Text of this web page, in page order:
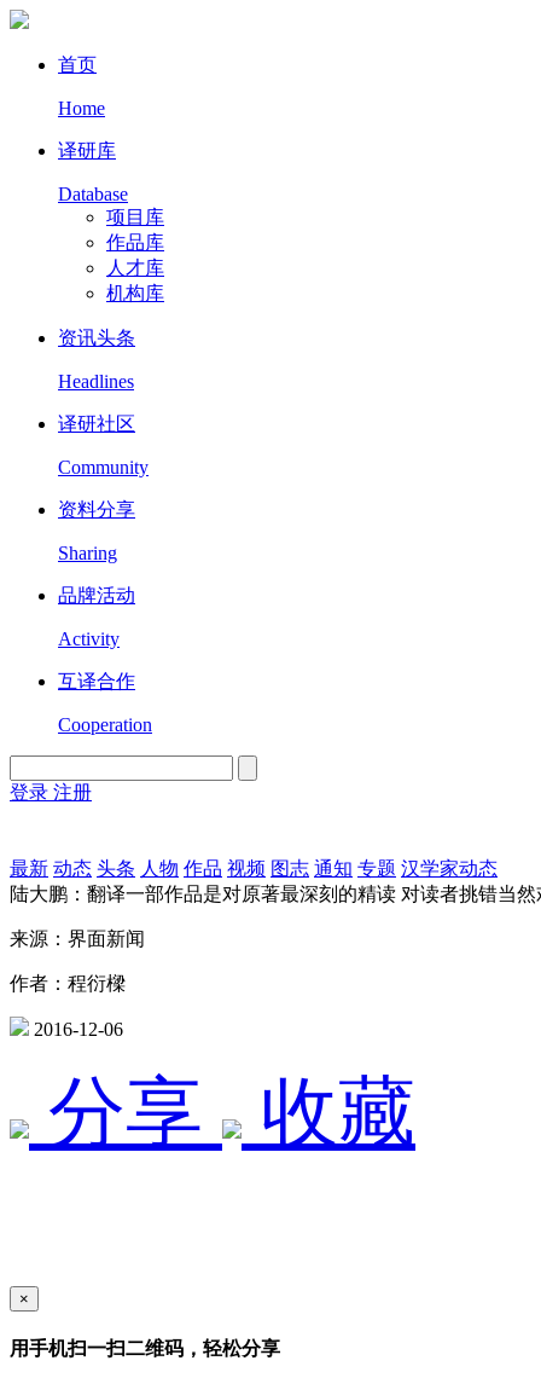
首页
Home
译研库
Database
项目库
作品库
人才库
机构库
资讯头条
Headlines
译研社区
Community
资料分享
Sharing
品牌活动
Activity
互译合作
Cooperation
登录 注册
最新 动态 头条 人物 作品 视频 图志 通知 专题 汉学家动态
陆大鹏：翻译一部作品是对原著最深刻的精读 对读者挑错当然
来源：界面新闻
作者：程衍樑
2016-12-06
分享 收藏
×
用手机扫一扫二维码，轻松分享